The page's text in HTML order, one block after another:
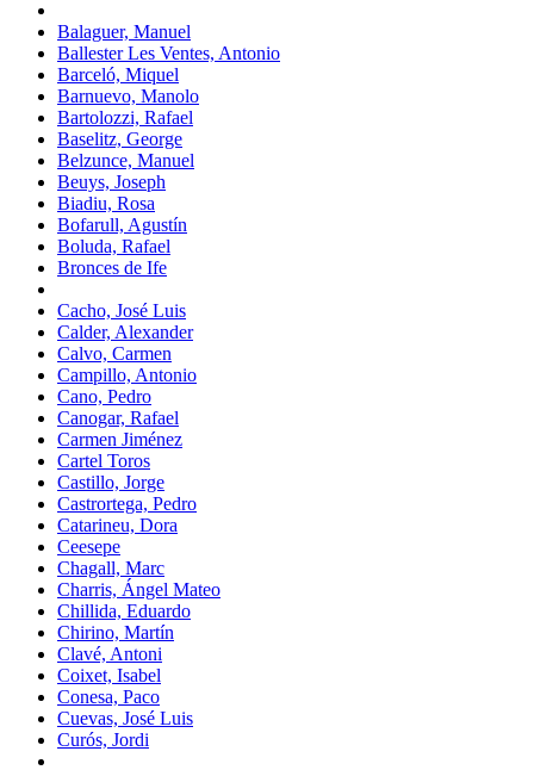
Balaguer, Manuel
Ballester Les Ventes, Antonio
Barceló, Miquel
Barnuevo, Manolo
Bartolozzi, Rafael
Baselitz, George
Belzunce, Manuel
Beuys, Joseph
Biadiu, Rosa
Bofarull, Agustín
Boluda, Rafael
Bronces de Ife
Cacho, José Luis
Calder, Alexander
Calvo, Carmen
Campillo, Antonio
Cano, Pedro
Canogar, Rafael
Carmen Jiménez
Cartel Toros
Castillo, Jorge
Castrortega, Pedro
Catarineu, Dora
Ceesepe
Chagall, Marc
Charris, Ángel Mateo
Chillida, Eduardo
Chirino, Martín
Clavé, Antoni
Coixet, Isabel
Conesa, Paco
Cuevas, José Luis
Curós, Jordi